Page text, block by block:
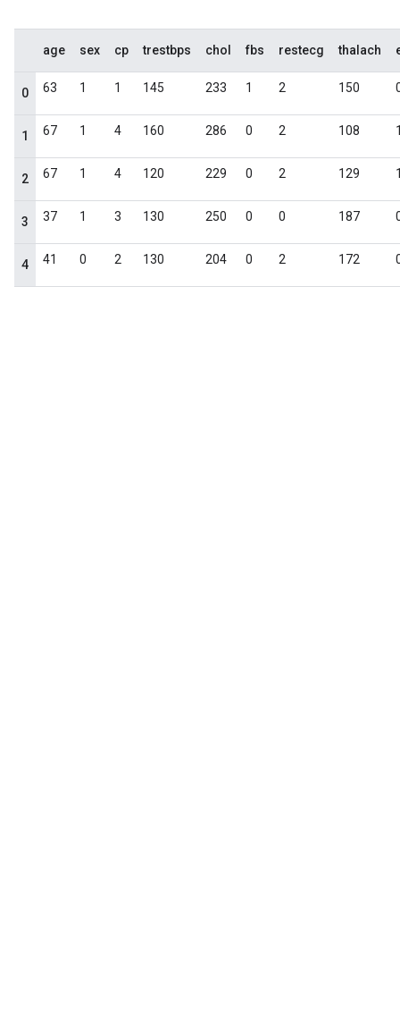
age sex cp trestbps chol fbs restecg thalach
0 63 1 1 145 233 1 2 150
1 67 1 4 160 286 0 2 108
2 67 1 4 120 229 0 2 129
3 37 1 3 130 250 0 0 187
4 41 0 2 130 204 0 2 172